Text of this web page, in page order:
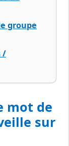
groupe
/
mot de
sur